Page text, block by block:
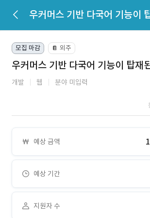
모집 마감 📔 외주
우커머스 기반 다국어 기능이 탑재
개발 웹 분야 미입력
예상 금액
예상 기간
지원자 수